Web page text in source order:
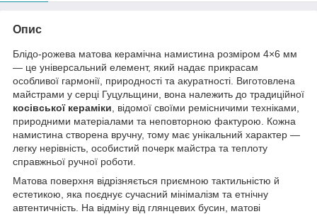
Опис
Блідо-рожева матова керамічна намистина розміром 4×6 мм
— це універсальний елемент, який надає прикрасам
особливої гармонії, природності та акуратності. Виготовлена
майстрами у серці Гуцульщини, вона належить до традиційної
косівської кераміки , відомої своїми ремісничими техніками,
природними матеріалами та неповторною фактурою. Кожна
намистина створена вручну, тому має унікальний характер —
легку нерівність, особистий почерк майстра та теплоту
справжньої ручної роботи.
Матова поверхня відрізняється приємною тактильністю й
естетикою, яка поєднує сучасний мінімалізм та етнічну
автентичність. На відміну від глянцевих бусин, матові